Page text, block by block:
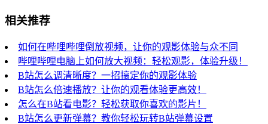
相关推荐
如何在哔哩哔哩倒放视频，让你的观影体验与众不同
哔哩哔哩电脑上如何放大视频：轻松观影，体验升级！
B站怎么调清晰度？一招搞定你的观影体验
B站怎么倍速播放？让你的观看体验更高效！
怎么在B站看电影？轻松获取你喜欢的影片！
B站怎么更新弹幕？教你轻松玩转B站弹幕设置